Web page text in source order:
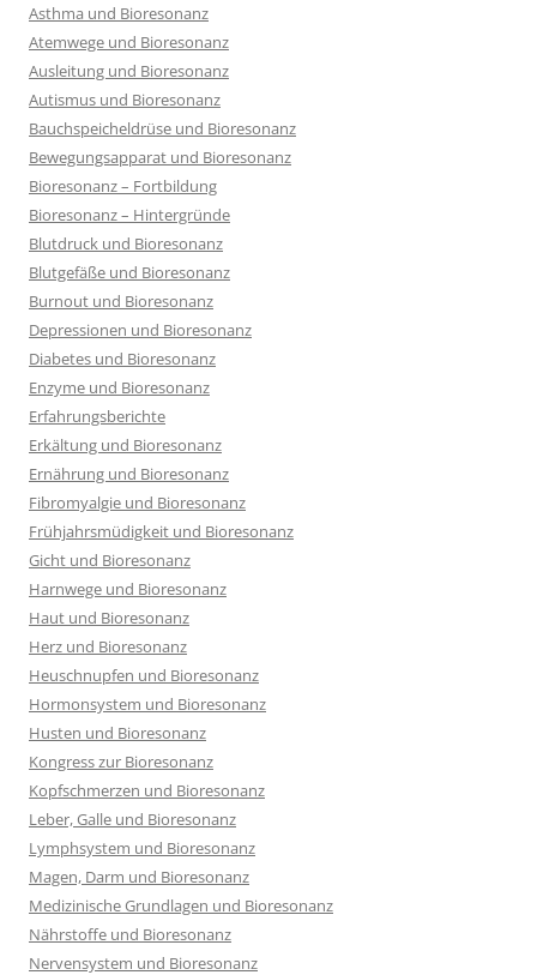
Asthma und Bioresonanz
Atemwege und Bioresonanz
Ausleitung und Bioresonanz
Autismus und Bioresonanz
Bauchspeicheldrüse und Bioresonanz
Bewegungsapparat und Bioresonanz
Bioresonanz – Fortbildung
Bioresonanz – Hintergründe
Blutdruck und Bioresonanz
Blutgefäße und Bioresonanz
Burnout und Bioresonanz
Depressionen und Bioresonanz
Diabetes und Bioresonanz
Enzyme und Bioresonanz
Erfahrungsberichte
Erkältung und Bioresonanz
Ernährung und Bioresonanz
Fibromyalgie und Bioresonanz
Frühjahrsmüdigkeit und Bioresonanz
Gicht und Bioresonanz
Harnwege und Bioresonanz
Haut und Bioresonanz
Herz und Bioresonanz
Heuschnupfen und Bioresonanz
Hormonsystem und Bioresonanz
Husten und Bioresonanz
Kongress zur Bioresonanz
Kopfschmerzen und Bioresonanz
Leber, Galle und Bioresonanz
Lymphsystem und Bioresonanz
Magen, Darm und Bioresonanz
Medizinische Grundlagen und Bioresonanz
Nährstoffe und Bioresonanz
Nervensystem und Bioresonanz